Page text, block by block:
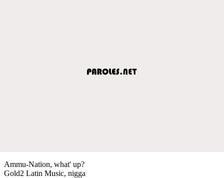
Ammu-Nation, what' up?
Gold2 Latin Music, nigga